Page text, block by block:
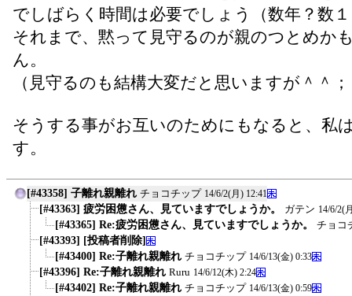
でしばらく時間は必要でしょう（数年？数
それまで、黙って見守るのが親のつとめか
ん。
（見守るのも結構大変だと思いますが＾＾
そうする事がお互いのためにもなると、私
す。
[#43358] 子離れ親離れ チョコチップ 14/6/2(月) 12:41
[#43363] 疲労困憊さん、見ていますでしょうか。 ガテン 14/6/2(
[#43365] Re:疲労困憊さん、見ていますでしょうか。 チョコ
[#43393] [投稿者削除]
[#43400] Re:子離れ親離れ チョコチップ 14/6/13(金) 0:33
[#43396] Re:子離れ親離れ Ruru 14/6/12(木) 2:24
[#43402] Re:子離れ親離れ チョコチップ 14/6/13(金) 0:59